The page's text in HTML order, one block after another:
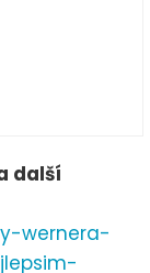
další
wernera-